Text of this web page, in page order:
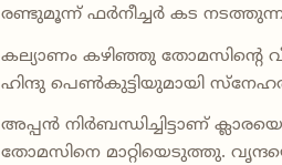
രണ്ടുമൂന്ന് ഫർനീച്ചർ കട
കല്യാണം കഴിഞ്ഞു തോമസിന്റെ
ഹിന്ദു പെൺകുട്ടിയുമായി
അപ്പൻ നിർബന്ധിച്ചിട്ടാണ്
തോമസിനെ മാറ്റിയെടുത്തു.